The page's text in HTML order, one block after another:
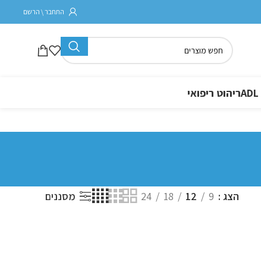
התחבר \ הרשם
ריהוט ריפואי
הצג 9
12
18
24 מסננים